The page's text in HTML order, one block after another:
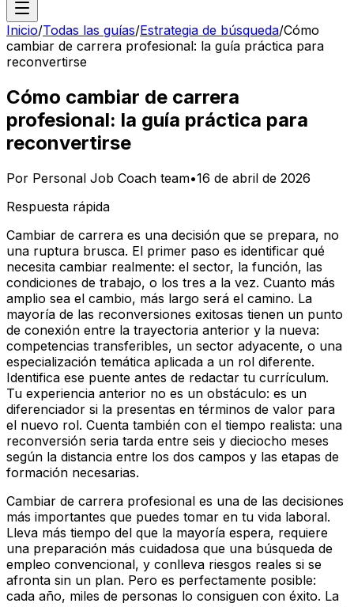
Inicio/Todas las guías/Estrategia de búsqueda/Cómo
cambiar de carrera profesional: la guía práctica para
reconvertirse
Cómo cambiar de carrera
profesional: la guía práctica para
reconvertirse
Por Personal Job Coach team•16 de abril de 2026
Respuesta rápida
Cambiar de carrera es una decisión que se prepara, no
una ruptura brusca. El primer paso es identificar qué
necesita cambiar realmente: el sector, la función, las
condiciones de trabajo, o los tres a la vez. Cuanto más
amplio sea el cambio, más largo será el camino. La
mayoría de las reconversiones exitosas tienen un punto
de conexión entre la trayectoria anterior y la nueva:
competencias transferibles, un sector adyacente, o una
especialización temática aplicada a un rol diferente.
Identifica ese puente antes de redactar tu currículum.
Tu experiencia anterior no es un obstáculo: es un
diferenciador si la presentas en términos de valor para
el nuevo rol. Cuenta también con el tiempo realista: una
reconversión seria tarda entre seis y dieciocho meses
según la distancia entre los dos campos y las etapas de
formación necesarias.
Cambiar de carrera profesional es una de las decisiones
más importantes que puedes tomar en tu vida laboral.
Lleva más tiempo del que la mayoría espera, requiere
una preparación más cuidadosa que una búsqueda de
empleo convencional, y conlleva riesgos reales si se
afronta sin un plan. Pero es perfectamente posible:
cada año, miles de personas lo consiguen con éxito. La